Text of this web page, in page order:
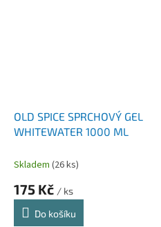
OLD SPICE SPRCHOVÝ GEL
WHITEWATER 1000 ML
Skladem (26 ks)
175 Kč / ks
Do košíku